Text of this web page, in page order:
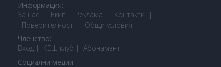
Информация:
За нас
Екип Реклама
Контакти
Поверителност
Общи условия
Членство:
Вход
КЕШ клуб Абонамент
Социални медии